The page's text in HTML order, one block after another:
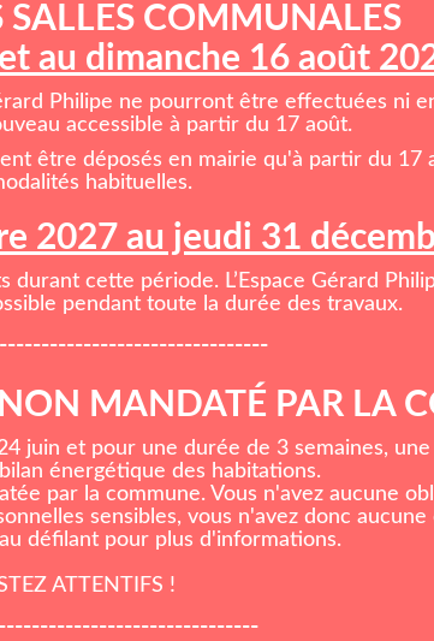
SALLES COMMUNALES
au dimanche 16 août
Philipe ne pourront être effectuées ni
accessible à partir du 17 août.
être déposés en mairie qu'à partir du 17
habituelles.
2027 au jeudi 31
cette période. L’Espace Gérard
pendant toute la durée des travaux.
MANDATÉ PAR LA
juin et pour une durée de 3 semaines,
énergétique des habitations.
par la commune. Vous n'avez aucune
sensibles, vous n'avez donc
défilant pour plus d'informations.
ATTENTIFS !